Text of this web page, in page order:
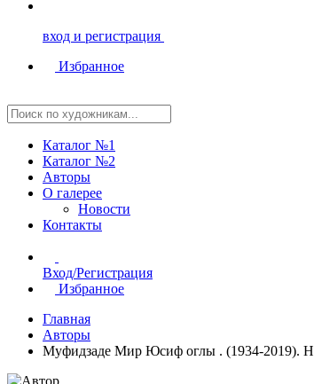
вход и регистрация
Избранное
Каталог №1
Каталог №2
Авторы
О галерее
Новости
Контакты
Вход/Регистрация
Избранное
Главная
Авторы
Муфидзаде Мир Юсиф оглы . (1934-2019).